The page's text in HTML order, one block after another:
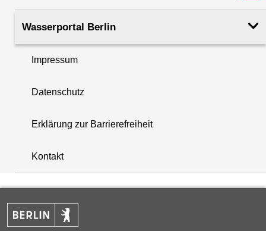
+
−
Wasserportal Berlin
Impressum
Datenschutz
Erklärung zur Barrierefreiheit
Kontakt